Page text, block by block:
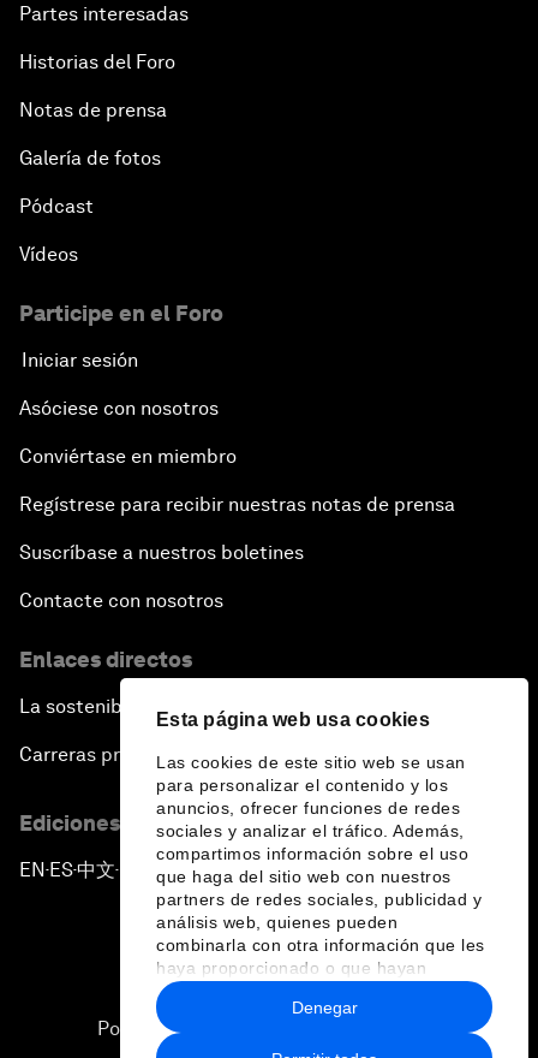
Esta página web usa cookies
Las cookies de este sitio web se usan
para personalizar el contenido y los
anuncios, ofrecer funciones de redes
sociales y analizar el tráfico. Además,
compartimos información sobre el uso
que haga del sitio web con nuestros
partners de redes sociales, publicidad y
análisis web, quienes pueden
combinarla con otra información que les
haya proporcionado o que hayan
recopilado a partir del uso que haya
hecho de sus servicios.
Denegar
Partes interesadas
Historias del Foro
Notas de prensa
Galería de fotos
Pódcast
Vídeos
Participe en el Foro
Iniciar sesión
Asóciese con nosotros
Conviértase en miembro
Regístrese para recibir nuestras notas de prensa
Suscríbase a nuestros boletines
Contacte con nosotros
Enlaces directos
La sostenibilidad en el Foro
Carreras profesionales
Ediciones en otros idiomas
EN ▪ES▪中文▪ 日本語
Política de privacidad y normas de uso